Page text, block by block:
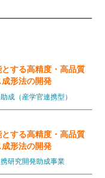
する高精度・高品質
形法の開発
成（産学官連携型）
する高精度・高品質
形法の開発
研究開発助成事業